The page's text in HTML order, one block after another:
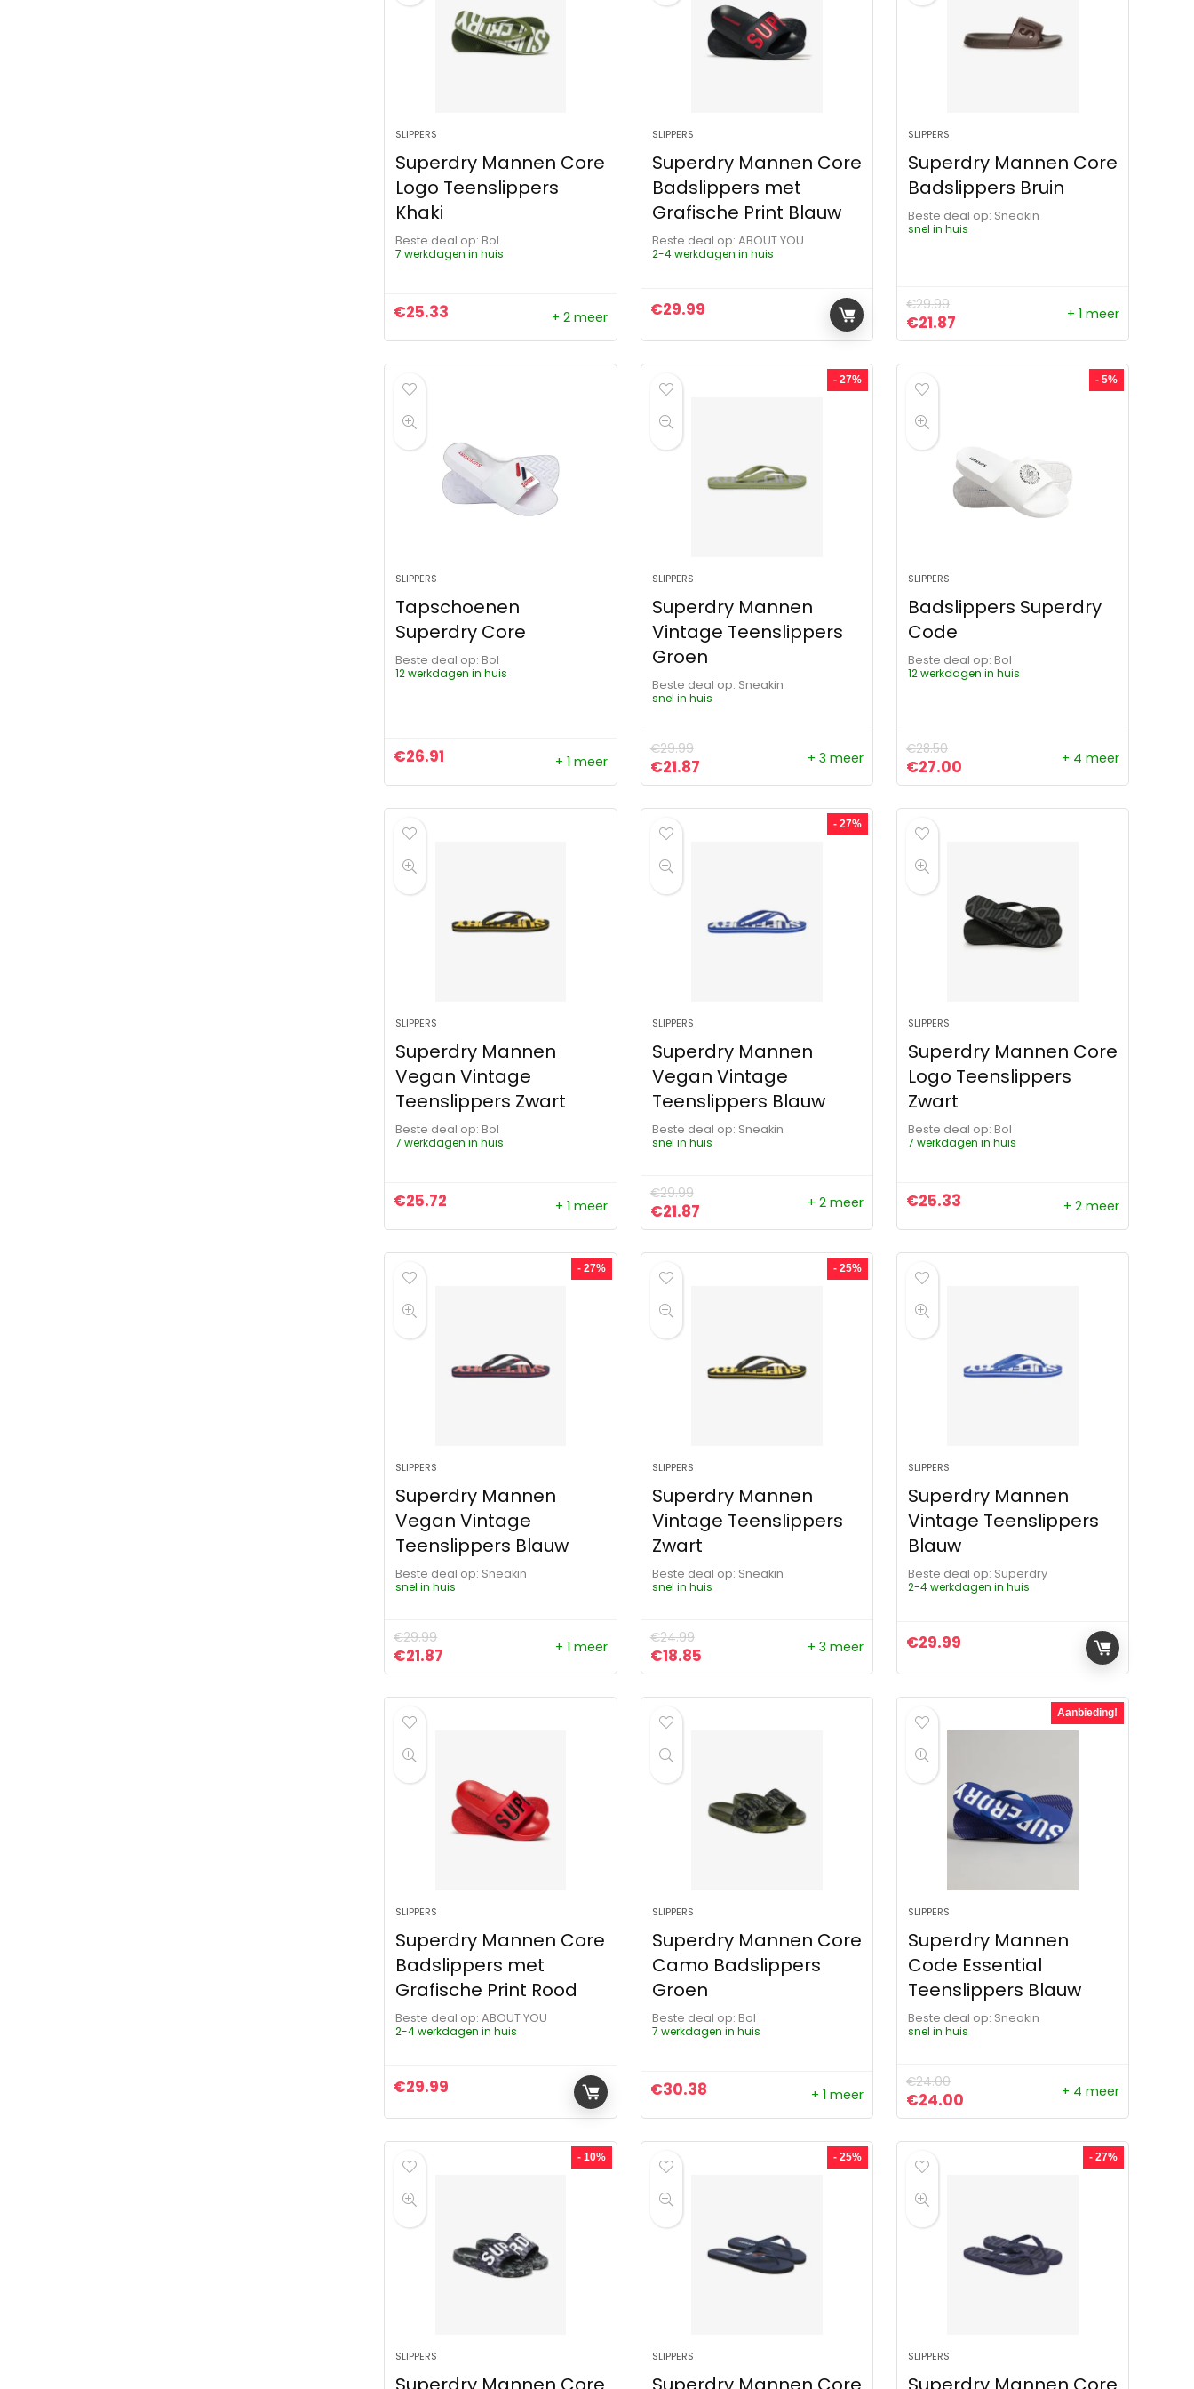
SLIPPERS
Superdry Mannen Core
Logo Teenslippers
Khaki
Beste deal op:
Bol
7 werkdagen in huis
€25.33 + 2 meer
SLIPPERS
Superdry Mannen Core
Badslippers met
Grafische Print Blauw
Beste deal op:
ABOUT YOU
2-4 werkdagen in huis
€29.99
SLIPPERS
Superdry Mannen Core
Badslippers Bruin
Beste deal op:
Sneakin
snel in huis
€29.99
Oorspronkelijke prijs was: €29.99.
€21.87 Huidige prijs is: €21.87.
+ 1 meer
SLIPPERS
Tapschoenen
Superdry Core
Beste deal op:
Bol
12 werkdagen in huis
€26.91 + 1 meer
- 27%
SLIPPERS
Superdry Mannen
Vintage Teenslippers
Groen
Beste deal op:
Sneakin
snel in huis
€29.99
Oorspronkelijke prijs was: €29.99.
€21.87Huidige prijs is: €21.87.
+ 3 meer
- 5%
SLIPPERS
Badslippers Superdry
Code
Beste deal op:
Bol
12 werkdagen in huis
€28.50
Oorspronkelijke prijs was: €28.50.
€27.00 Huidige prijs is: €27.00.
+ 4 meer
SLIPPERS
Superdry Mannen
Vegan Vintage
Teenslippers Zwart
Beste deal op:
Bol
7 werkdagen in huis
€25.72 + 1 meer
- 27%
SLIPPERS
Superdry Mannen
Vegan Vintage
Teenslippers Blauw
Beste deal op:
Sneakin
snel in huis
€29.99
Oorspronkelijke prijs was: €29.99.
€21.87Huidige prijs is: €21.87.
+ 2 meer
SLIPPERS
Superdry Mannen Core
Logo Teenslippers
Zwart
Beste deal op:
Bol
7 werkdagen in huis
€25.33 + 2 meer
- 27%
SLIPPERS
Superdry Mannen
Vegan Vintage
Teenslippers Blauw
Beste deal op:
Sneakin
snel in huis
€29.99
Oorspronkelijke prijs was: €29.99.
€21.87 Huidige prijs is: €21.87.
+ 1 meer
- 25%
SLIPPERS
Superdry Mannen
Vintage Teenslippers
Zwart
Beste deal op:
Sneakin
snel in huis
€24.99
Oorspronkelijke prijs was: €24.99.
€18.85Huidige prijs is: €18.85.
+ 3 meer
SLIPPERS
Superdry Mannen
Vintage Teenslippers
Blauw
Beste deal op:
Superdry
2-4 werkdagen in huis
€29.99
SLIPPERS
Superdry Mannen Core
Badslippers met
Grafische Print Rood
Beste deal op:
ABOUT YOU
2-4 werkdagen in huis
€29.99
SLIPPERS
Superdry Mannen Core
Camo Badslippers
Groen
Beste deal op:
Bol
7 werkdagen in huis
€30.38 + 1 meer
Aanbieding!
SLIPPERS
Superdry Mannen
Code Essential
Teenslippers Blauw
Beste deal op:
Sneakin
snel in huis
€24.00
Oorspronkelijke prijs was: €24.00.
€24.00 Huidige prijs is: €24.00.
+ 4 meer
- 10%
SLIPPERS
- 25%
SLIPPERS
- 27%
SLIPPERS